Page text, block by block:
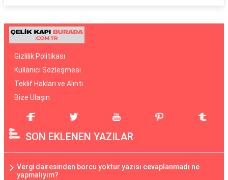
Gizlilik Politikası
Kullanıcı Sözleşmesi
Teklif Hakları ve Alıntı
Bize Ulaşın
SON EKLENEN YAZILAR
Vergi dairesinden borcu yoktur yazısı cevaplanmadı ne
yapmalıyım?